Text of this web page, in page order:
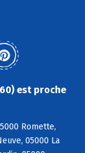
est proche
Romette,
05000 La